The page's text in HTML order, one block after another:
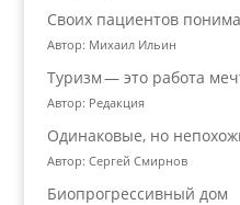
Своих пациентов
Автор: Михаил Ильин
Туризм — это работа
Автор: Редакция
Одинаковые, но
Автор: Сергей Смирнов
Биопрогрессивный дом